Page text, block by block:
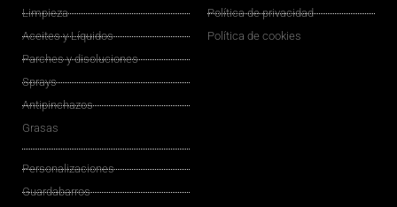
Limpieza
Aceites y Líquidos
Parches y disoluciones
Sprays
Antipinchazos
Grasas
Personalizaciones
Guardabarros
Política de privacidad
Política de cookies